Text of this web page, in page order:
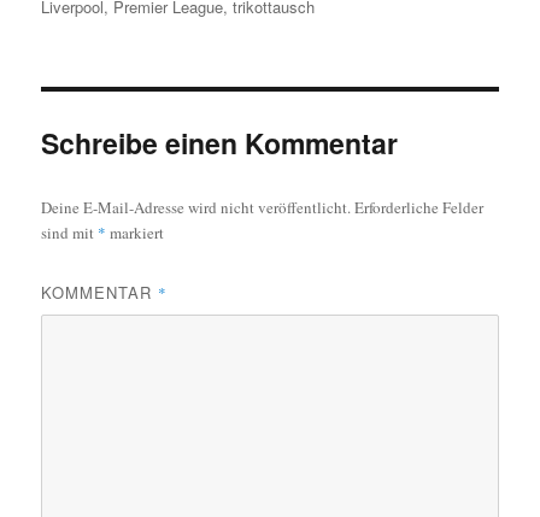
Liverpool, Premier League,trikottausch
Schreibe einen Kommentar
Deine E-Mail-Adresse wird nicht veröffentlicht.Erforderliche Felder
sind mit * markiert
KOMMENTAR *